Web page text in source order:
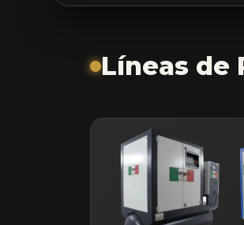
Líneas de